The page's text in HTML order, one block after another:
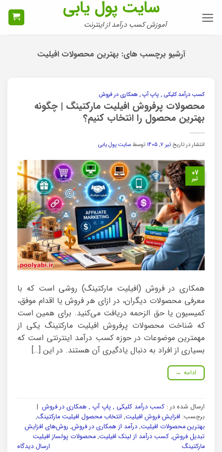
سایت پول یابی
آموزش کسب درآمد از اینترنت
آرشیو برچسب های: بهترین محصولات افیلیت
کسب درآمد کلیکی , پاپ آپ , همکاری در فروش
محصولات پرفروش افیلیت مارکتینگ | چگونه
بهترین محصول را انتخاب کنیم؟
انتشار در تاریختیر ۷, ۱۴۰۵ توسط سایت پول یابی
۰۷
تیر
همکاری در فروش (افیلیت مارکتینگ) روشی است که با
معرفی محصولات دیگران، در ازای هر فروش یا اقدام موفق،
کمیسیون یا حق الزحمه دریافت می‌کنید. برای همین است
که شناخت محصولات پرفروش افیلیت مارکتینگ یکی از
مهمترین موضوعات در حوزه کسب درآمد اینترنتی است که
بسیاری از افراد به دنبال یادگیری آن هستند. در این […]
ادامه →
ارسال شده در : کسب درآمد کلیکی , پاپ آپ , همکاری در فروش |
برچسب: افزایش فروش افیلیت, انتخاب محصول افیلیت مارکتینگ,
بهترین محصولات افیلیت, درآمد از همکاری در فروش, روش‌های افزایش
تبدیل فروش, کسب درآمد از لینک افیلیت, محصولات پولساز افیلیت
مارکتینگ
ارسال دیدگاه